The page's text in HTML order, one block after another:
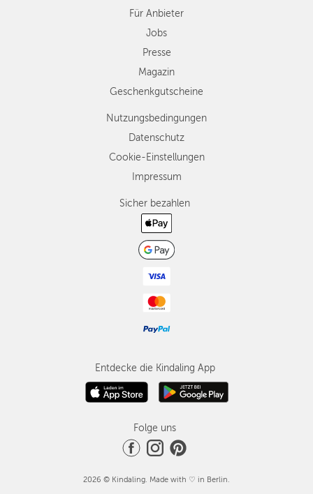
Für Anbieter
Jobs
Presse
Magazin
Geschenkgutscheine
Nutzungsbedingungen
Datenschutz
Cookie-Einstellungen
Impressum
Sicher bezahlen
Entdecke die Kindaling App
Folge uns
2026 © Kindaling. Made with ♡ in Berlin.